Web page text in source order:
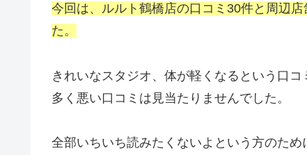
今回は、ルルト鶴橋店の口コミ30件と周辺店
た。
きれいなスタジオ、体が軽くなるという口
多く悪い口コミは見当たりませんでした。
全部いちいち読みたくないよという方のた